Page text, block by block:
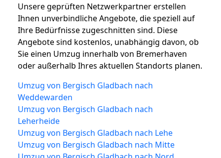
Unsere geprüften Netzwerkpartner erstellen
Ihnen unverbindliche Angebote, die speziell auf
Ihre Bedürfnisse zugeschnitten sind. Diese
Angebote sind kostenlos, unabhängig davon, ob
Sie einen Umzug innerhalb von Bremerhaven
oder außerhalb Ihres aktuellen Standorts planen.
Umzug von Bergisch Gladbach nach
Weddewarden
Umzug von Bergisch Gladbach nach
Leherheide
Umzug von Bergisch Gladbach nach Lehe
Umzug von Bergisch Gladbach nach Mitte